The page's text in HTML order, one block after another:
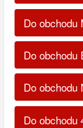
Do obchodu
Do obchodu
Do obchodu
Do obchodu